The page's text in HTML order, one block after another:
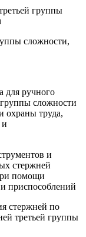
группы
сложности,
для ручного
сложности
охраны труда,
и
и
стержней
помощи
приспособлений
стержней по
третьей группы